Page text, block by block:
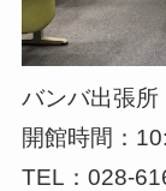
バンバ出張所
開館時間：
TEL：028-